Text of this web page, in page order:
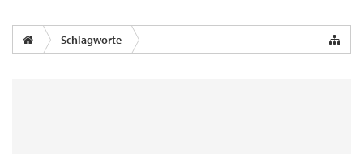
Schlagworte